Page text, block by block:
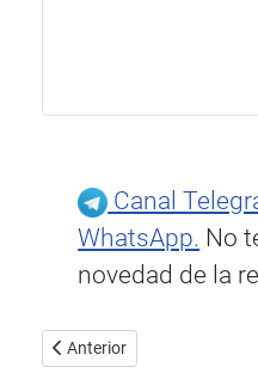
Canal
WhatsApp. No
novedad de la
Artículo anterior: Caffè
Anterior